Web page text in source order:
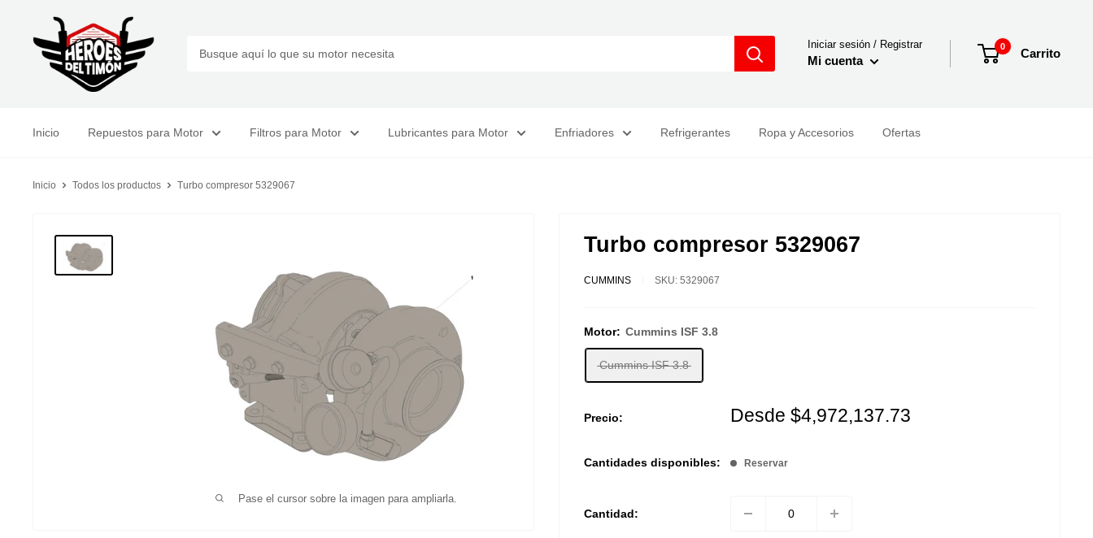
directamente
Tienda
Heroes
Iniciar sesión / Registrar
Mi cuenta
0 Carrito
Inicio Repuestos para Motor Filtros para Motor Lubricantes para Motor Enfriadores Refrigerantes Ropa y Accesorios Ofertas
Inicio Todos los productos Turbo compresor 5329067
Pase el cursor sobre la imagen para ampliarla.
Turbo compresor 5329067
CUMMINS SKU: 5329067
Motor: Cummins ISF 3.8
Cummins ISF 3.8
Precio: Desde Precio
$4,972,137.73
Cantidades disponibles: Reservar
Cantidad: